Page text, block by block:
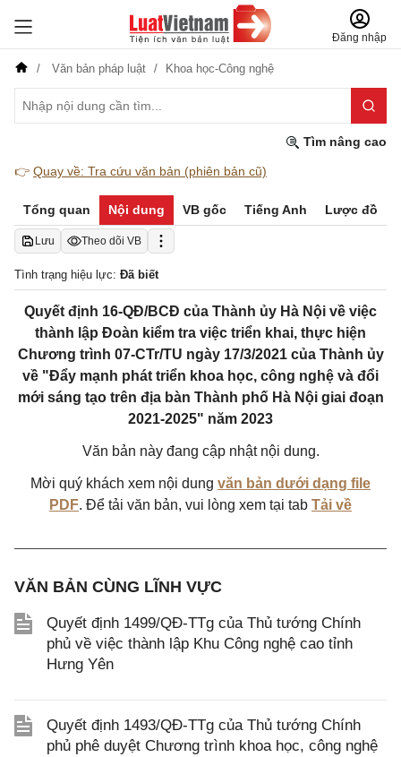
Đăng nhập
Văn bản pháp luật Khoa học-Công nghệ
Tìm nâng cao
👉 Quay về: Tra cứu văn bản (phiên bản cũ)
Tổng quan Nội dung VB gốc Tiếng Anh Lược đồ
Lưu Theo dõi VB
Tình trạng hiệu lực: Đã biết
Quyết định 16-QĐ/BCĐ của Thành ủy Hà Nội về việc
thành lập Đoàn kiểm tra việc triển khai, thực hiện
Chương trình 07-CTr/TU ngày 17/3/2021 của Thành ủy
về "Đẩy mạnh phát triển khoa học, công nghệ và đổi
mới sáng tạo trên địa bàn Thành phố Hà Nội giai đoạn
2021-2025" năm 2023
Văn bản này đang cập nhật nội dung.
Mời quý khách xem nội dung văn bản dưới dạng file
PDF. Để tải văn bản, vui lòng xem tại tab Tải về
VĂN BẢN CÙNG LĨNH VỰC
Quyết định 1499/QĐ-TTg của Thủ tướng Chính
phủ về việc thành lập Khu Công nghệ cao tỉnh
Hưng Yên
Quyết định 1493/QĐ-TTg của Thủ tướng Chính
phủ phê duyệt Chương trình khoa học, công nghệ